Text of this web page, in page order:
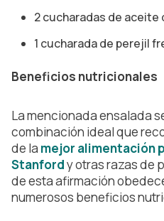
2 cucharadas de aceite
1 cucharada de perejil
Beneficios nutricionales
La mencionada ensalada
combinación ideal que
de la mejor alimentación
Stanfordy otras razas de
de esta afirmación
numerosos beneficios